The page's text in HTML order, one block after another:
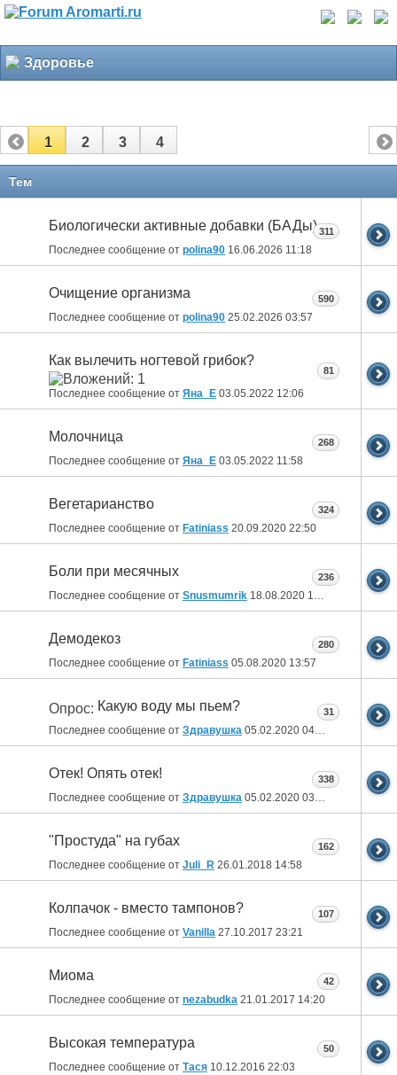
Здоровье
1 2 3 4
Тем
Биологически активные добавки (БАДы)
Последнее сообщение от polina90 16.06.2026 11:18
311
Очищение организма
Последнее сообщение от polina90 25.02.2026 03:57
590
Как вылечить ногтевой грибок?
Последнее сообщение от Яна_Е 03.05.2022 12:06
81
Молочница
Последнее сообщение от Яна_Е 03.05.2022 11:58
268
Вегетарианство
Последнее сообщение от Fatiniass 20.09.2020 22:50
324
Боли при месячных
Последнее сообщение от Snusmumrik 18.08.2020 17:57
236
Демодекоз
Последнее сообщение от Fatiniass 05.08.2020 13:57
280
Опрос: Какую воду мы пьем?
Последнее сообщение от Здравушка 05.02.2020 04:11
31
Отек! Опять отек!
Последнее сообщение от Здравушка 05.02.2020 03:53
338
"Простуда" на губах
Последнее сообщение от Juli_R 26.01.2018 14:58
162
Колпачок - вместо тампонов?
Последнее сообщение от Vanilla 27.10.2017 23:21
107
Миома
Последнее сообщение от nezabudka 21.01.2017 14:20
42
Высокая температура
Последнее сообщение от Тася 10.12.2016 22:03
50